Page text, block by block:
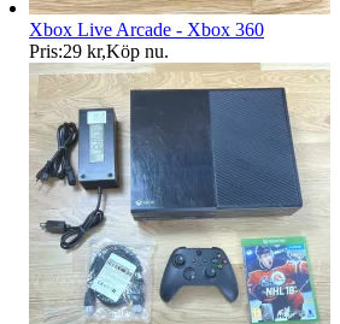
Xbox Live Arcade - Xbox 360
Pris:29 kr,Köp nu.